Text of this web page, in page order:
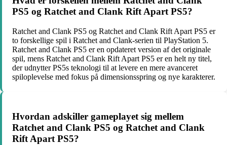
PS5 og Ratchet and Clank Rift Apart PS5?
Ratchet and Clank PS5 og Ratchet and Clank Rift Apart PS5 er
to forskellige spil i Ratchet and Clank-serien til PlayStation 5.
Ratchet and Clank PS5 er en opdateret version af det originale
spil, mens Ratchet and Clank Rift Apart PS5 er en helt ny titel,
der udnytter PS5s teknologi til at levere en mere avanceret
spiloplevelse med fokus på dimensionsspring og nye karakterer.
Hvordan adskiller gameplayet sig mellem
Ratchet and Clank PS5 og Ratchet and Clank
Rift Apart PS5?